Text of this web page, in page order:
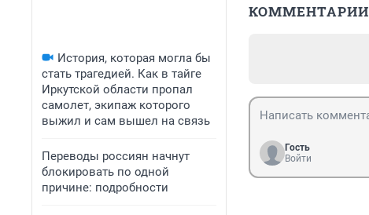
История, которая могла бы
стать трагедией. Как в тайге
Иркутской области пропал
самолет, экипаж которого
выжил и сам вышел на связь
Переводы россиян начнут
блокировать по одной
причине: подробности
КОММЕНТАРИИ
Гость
Войти